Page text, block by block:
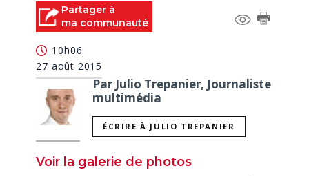
seconds
seconds
Partager à
ma communauté
10h06
27 août 2015
Par Julio Trepanier, Journaliste
multimédia
ÉCRIRE À JULIO TREPANIER
Voir la galerie de photos